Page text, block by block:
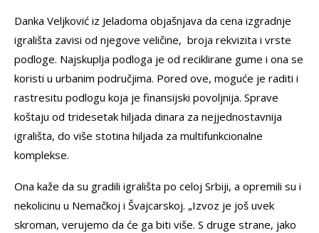
Danka Veljković iz Jeladoma objašnjava da cena izgradnje
igrališta zavisi od njegove veličine, broja rekvizita i vrste
podloge. Najskuplja podloga je od reciklirane gume i ona se
koristi u urbanim područjima. Pored ove, moguće je raditi i
rastresitu podlogu koja je finansijski povoljnija. Sprave
koštaju od tridesetak hiljada dinara za nejjednostavnija
igrališta, do više stotina hiljada za multifunkcionalne
komplekse.
Ona kaže da su gradili igrališta po celoj Srbiji, a opremili su i
nekolicinu u Nemačkoj i Švajcarskoj. „Izvoz je još uvek
skroman, verujemo da će ga biti više. S druge strane, jako